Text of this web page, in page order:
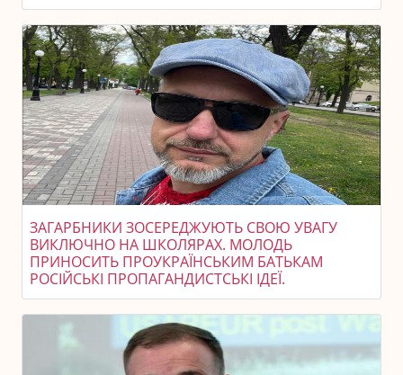
ЗАГАРБНИКИ ЗОСЕРЕДЖУЮТЬ СВОЮ УВАГУ
ВИКЛЮЧНО НА ШКОЛЯРАХ. МОЛОДЬ
ПРИНОСИТЬ ПРОУКРАЇНСЬКИМ БАТЬКАМ
РОСІЙСЬКІ ПРОПАГАНДИСТСЬКІ ІДЕЇ.